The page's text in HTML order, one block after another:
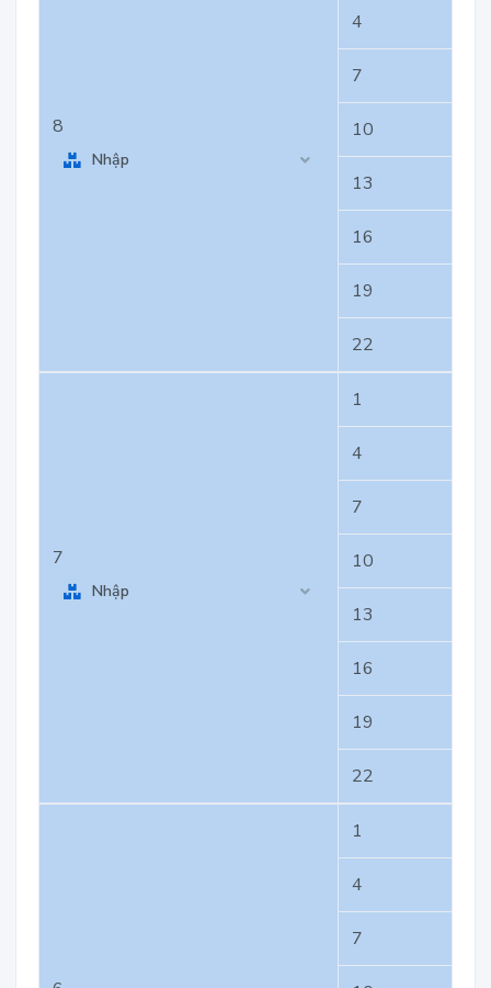
8
Nhập
4
7
10
13
16
19
22
7
Nhập
1
4
7
10
13
16
19
22
1
4
7